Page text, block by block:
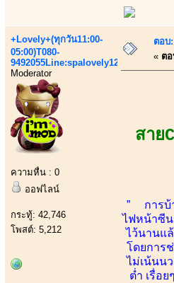
+Lovely+(ทุกวัน11:00-
05:00)T080-
9492055Line:spalovely123
Moderator
ความหื่น : 0
ออฟไลน์
กระทู้: 42,746
โพสต์: 5,212
ตอบ
« ตอ
สาย
” การบ้
ไฟหน้าซีน
ไว้นานแ
โดยการ
ไม่เน้นน
ต่ำ เรื่อ